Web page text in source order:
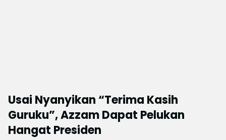
Usai Nyanyikan “Terima Kasih
Guruku”, Azzam Dapat Pelukan
Hangat Presiden